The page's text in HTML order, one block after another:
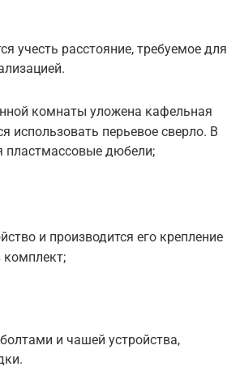
учесть расстояние, требуемое для
комнаты уложена кафельная
использовать перьевое сверло. В
пластмассовые дюбели;
и производится его крепление
и чашей устройства,